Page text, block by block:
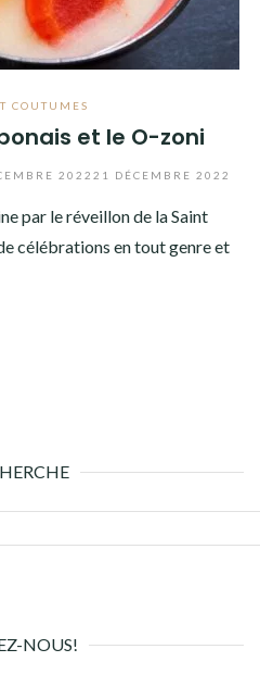
COUTUMES
et le O-zoni
2022 21 DÉCEMBRE 2022
par le réveillon de la Saint
célébrations en tout genre et
NOUS!